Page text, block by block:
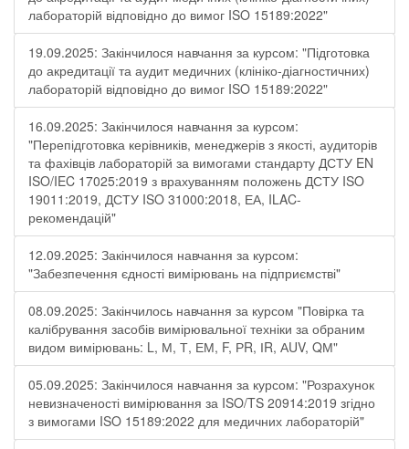
лабораторій відповідно до вимог ISO 15189:2022"
19.09.2025: Закінчилося навчання за курсом: "Підготовка
до акредитації та аудит медичних (клініко-діагностичних)
лабораторій відповідно до вимог ISO 15189:2022"
16.09.2025: Закінчилося навчання за курсом:
"Перепідготовка керівників, менеджерів з якості, аудиторів
та фахівців лабораторій за вимогами стандарту ДСТУ EN
ISO/IEC 17025:2019 з врахуванням положень ДСТУ ISO
19011:2019, ДСТУ ISO 31000:2018, ЕА, ILAC-
рекомендацій"
12.09.2025: Закінчилося навчання за курсом:
"Забезпечення єдності вимірювань на підприємстві"
08.09.2025: Закінчилось навчання за курсом "Повірка та
калібрування засобів вимірювальної техніки за обраним
видом вимірювань: L, М, Т, ЕМ, F, РR, ІR, АUV, QМ"
05.09.2025: Закінчилося навчання за курсом: "Розрахунок
невизначеності вимірювання за ISO/TS 20914:2019 згідно
з вимогами ISO 15189:2022 для медичних лабораторій"